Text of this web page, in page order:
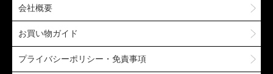
会社概要
お買い物ガイド
プライバシーポリシー・免責事項